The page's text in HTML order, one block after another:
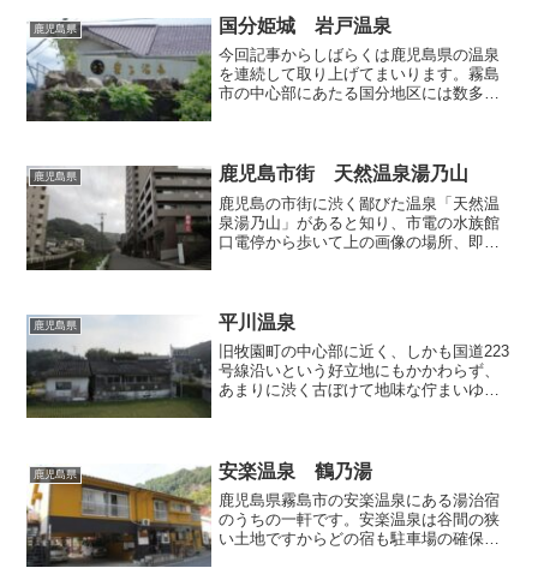
な裏山が望めました...
鹿児島県 国分姫城 岩戸温泉
今回記事からしばらくは鹿児島県の温泉
を連続して取り上げてまいります。霧島
市の中心部にあたる国分地区には数多く
てみました。 広い駐車場...
鹿児島県 鹿児島市街 天然温泉湯乃山
鹿児島の市街に渋く鄙びた温泉「天然温
泉湯乃山」があると知り、市電の水族館
口電停から歩いて上の画像の場所、即ち
た。ネット上の情報によれ...
鹿児島県 平川温泉
旧牧園町の中心部に近く、しかも国道223
号線沿いという好立地にもかかわらず、
あまりに渋く古ぼけて地味な佇まいゆえ
で見つけてしまったの...
鹿児島県 安楽温泉 鶴乃湯
鹿児島県霧島市の安楽温泉にある湯治宿
のうちの一軒です。安楽温泉は谷間の狭
い土地ですからどの宿も駐車場の確保に